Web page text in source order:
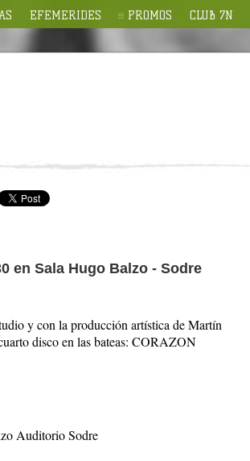
EFEMERIDES PROMOS CLUB 7N
en Sala Hugo Balzo - Sodre
y con la producción artística de Martín
disco en las bateas: CORAZON
Auditorio Sodre